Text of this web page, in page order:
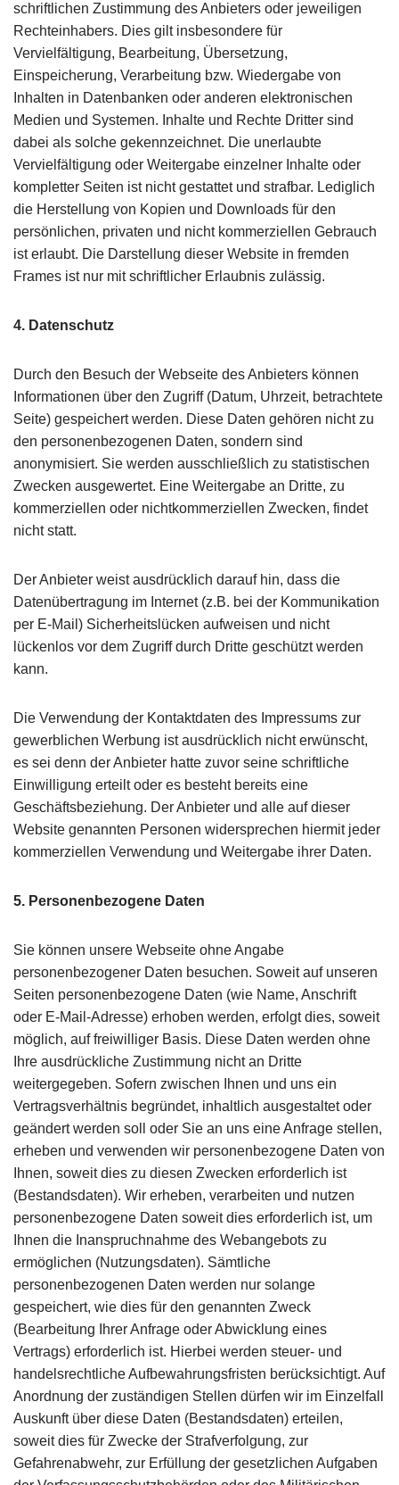
schriftlichen Zustimmung des Anbieters oder jeweiligen
Rechteinhabers. Dies gilt insbesondere für
Vervielfältigung, Bearbeitung, Übersetzung,
Einspeicherung, Verarbeitung bzw. Wiedergabe von
Inhalten in Datenbanken oder anderen elektronischen
Medien und Systemen. Inhalte und Rechte Dritter sind
dabei als solche gekennzeichnet. Die unerlaubte
Vervielfältigung oder Weitergabe einzelner Inhalte oder
kompletter Seiten ist nicht gestattet und strafbar. Lediglich
die Herstellung von Kopien und Downloads für den
persönlichen, privaten und nicht kommerziellen Gebrauch
ist erlaubt. Die Darstellung dieser Website in fremden
Frames ist nur mit schriftlicher Erlaubnis zulässig.
4. Datenschutz
Durch den Besuch der Webseite des Anbieters können
Informationen über den Zugriff (Datum, Uhrzeit, betrachtete
Seite) gespeichert werden. Diese Daten gehören nicht zu
den personenbezogenen Daten, sondern sind
anonymisiert. Sie werden ausschließlich zu statistischen
Zwecken ausgewertet. Eine Weitergabe an Dritte, zu
kommerziellen oder nichtkommerziellen Zwecken, findet
nicht statt.
Der Anbieter weist ausdrücklich darauf hin, dass die
Datenübertragung im Internet (z.B. bei der Kommunikation
per E-Mail) Sicherheitslücken aufweisen und nicht
lückenlos vor dem Zugriff durch Dritte geschützt werden
kann.
Die Verwendung der Kontaktdaten des Impressums zur
gewerblichen Werbung ist ausdrücklich nicht erwünscht,
es sei denn der Anbieter hatte zuvor seine schriftliche
Einwilligung erteilt oder es besteht bereits eine
Geschäftsbeziehung. Der Anbieter und alle auf dieser
Website genannten Personen widersprechen hiermit jeder
kommerziellen Verwendung und Weitergabe ihrer Daten.
5. Personenbezogene Daten
Sie können unsere Webseite ohne Angabe
personenbezogener Daten besuchen. Soweit auf unseren
Seiten personenbezogene Daten (wie Name, Anschrift
oder E-Mail-Adresse) erhoben werden, erfolgt dies, soweit
möglich, auf freiwilliger Basis. Diese Daten werden ohne
Ihre ausdrückliche Zustimmung nicht an Dritte
weitergegeben. Sofern zwischen Ihnen und uns ein
Vertragsverhältnis begründet, inhaltlich ausgestaltet oder
geändert werden soll oder Sie an uns eine Anfrage stellen,
erheben und verwenden wir personenbezogene Daten von
Ihnen, soweit dies zu diesen Zwecken erforderlich ist
(Bestandsdaten). Wir erheben, verarbeiten und nutzen
personenbezogene Daten soweit dies erforderlich ist, um
Ihnen die Inanspruchnahme des Webangebots zu
ermöglichen (Nutzungsdaten). Sämtliche
personenbezogenen Daten werden nur solange
gespeichert, wie dies für den genannten Zweck
(Bearbeitung Ihrer Anfrage oder Abwicklung eines
Vertrags) erforderlich ist. Hierbei werden steuer- und
handelsrechtliche Aufbewahrungsfristen berücksichtigt. Auf
Anordnung der zuständigen Stellen dürfen wir im Einzelfall
Auskunft über diese Daten (Bestandsdaten) erteilen,
soweit dies für Zwecke der Strafverfolgung, zur
Gefahrenabwehr, zur Erfüllung der gesetzlichen Aufgaben